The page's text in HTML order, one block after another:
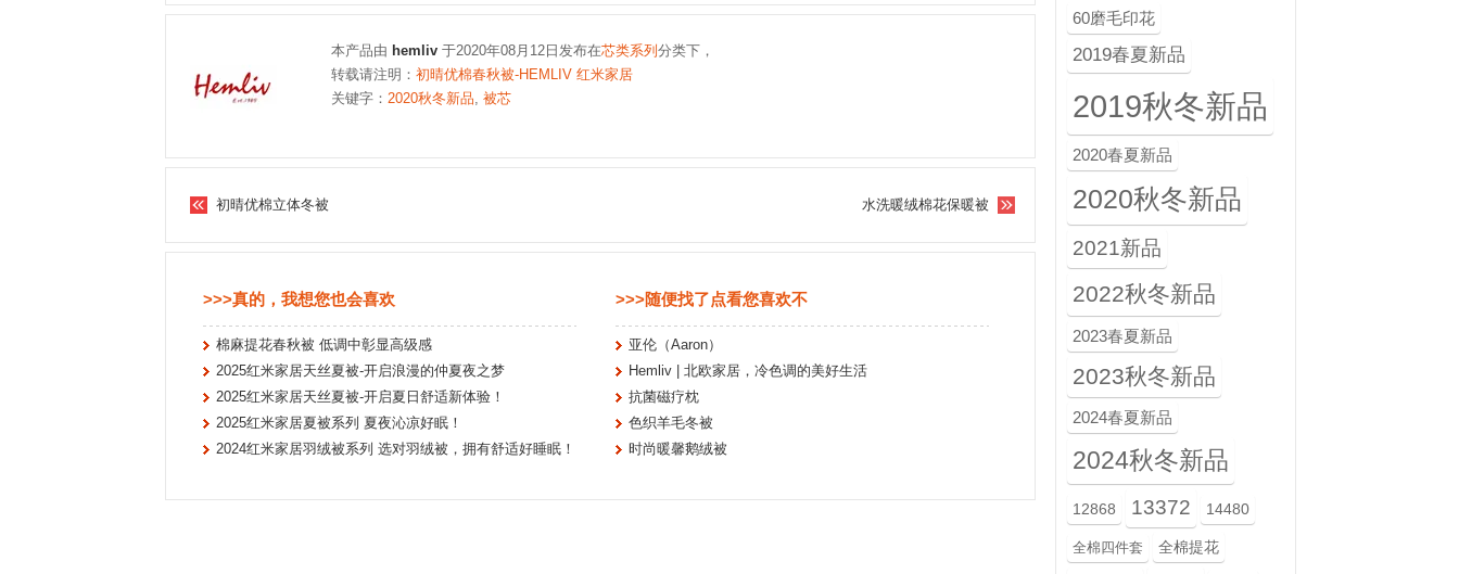
本产品由 hemliv 于2020年08月12日发布在芯类系列 分类下，
转载请注明： 初晴优棉春秋被-HEMLIV 红米家居
关键字： 2020秋冬新品, 被芯
初晴优棉立体冬被 水洗暖绒棉花保暖被
>>>真的，我想您也会喜欢
棉麻提花春秋被 低调中彰显高级感
2025红米家居天丝夏被-开启浪漫的仲夏夜之梦
2025红米家居天丝夏被-开启夏日舒适新体验！
2025红米家居夏被系列 夏夜沁凉好眠！
2024红米家居羽绒被系列 选对羽绒被，拥有舒适好睡眠！
>>>随便找了点看您喜欢不
亚伦（Aaron）
Hemliv | 北欧家居，冷色调的美好生活
抗菌磁疗枕
色织羊毛冬被
时尚暖馨鹅绒被
60磨毛印花
2019春夏新品
2019秋冬新品
2020春夏新品
2020秋冬新品
2021新品
2022秋冬新品
2023春夏新品
2023秋冬新品
2024春夏新品
2024秋冬新品
12868 13372 14480
全棉四件套 全棉提花